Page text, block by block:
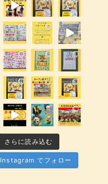
さらに読み込む
Instagram でフォロー